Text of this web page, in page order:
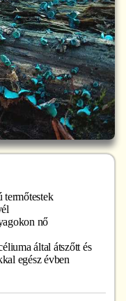
termőtestek
nő
által átszőtt és
egész évben